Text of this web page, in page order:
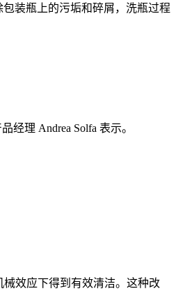
装瓶上的污垢和碎屑，洗瓶过程
理 Andrea Solfa 表示。
效应下得到有效清洁。这种改